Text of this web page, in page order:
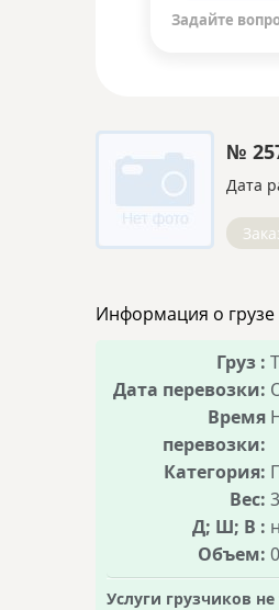
Задайте
№
Дата
Информация о грузе
Груз :
Дата перевозки:
Время
перевозки:
Категория:
Вес:
Д; Ш; В :
Объем:
Услуги грузчиков